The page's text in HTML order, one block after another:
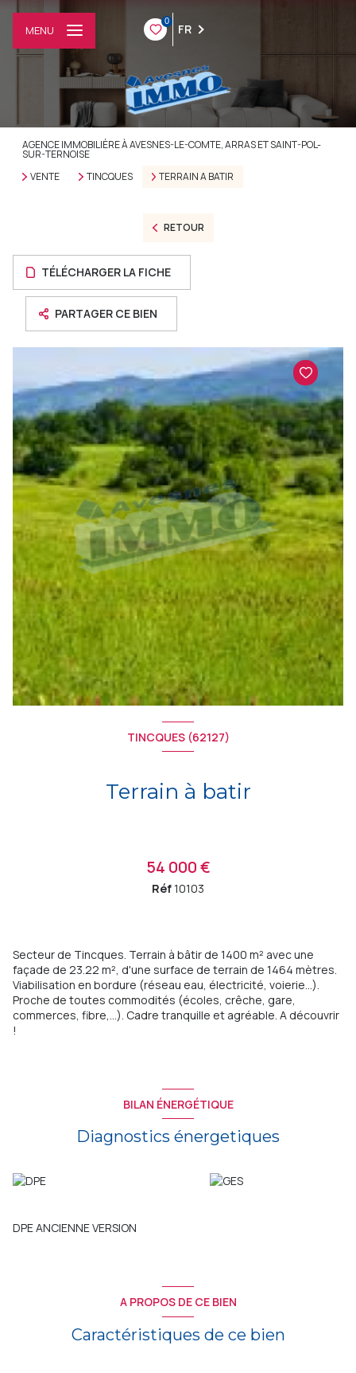
0
FR
MENU
AGENCE IMMOBILIÈRE À AVESNES-LE-COMTE, ARRAS ET SAINT-POL-
SUR-TERNOISE
VENTE
TINCQUES TERRAIN A BATIR
RETOUR
TÉLÉCHARGER LA FICHE
PARTAGER CE BIEN
TINCQUES (62127)
Terrain à batir
54 000 €
Réf10103
Secteur de Tincques. Terrain à bâtir de 1400 m² avec une
façade de 23.22 m², d'une surface de terrain de 1464 mètres.
Viabilisation en bordure (réseau eau, électricité, voierie...).
Proche de toutes commodités (écoles, crêche, gare,
commerces, fibre,...). Cadre tranquille et agréable. A découvrir
!
BILAN ÉNERGÉTIQUE
Diagnostics énergetiques
DPE ANCIENNE VERSION
A PROPOS DE CE BIEN
Caractéristiques de ce bien